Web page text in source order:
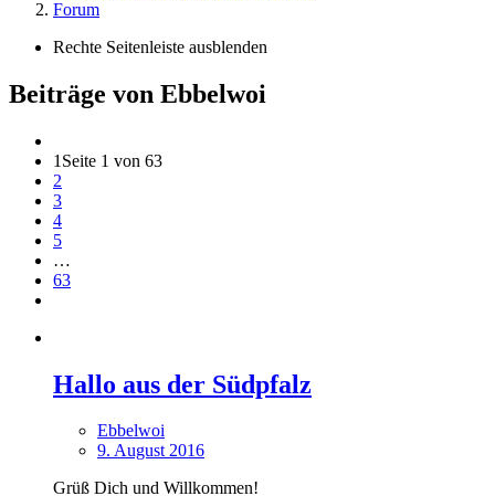
Forum
Rechte Seitenleiste ausblenden
Beiträge von Ebbelwoi
1 Seite 1 von 63
2
3
4
5
…
63
Hallo aus der Südpfalz
Ebbelwoi
9. August 2016
Grüß Dich und Willkommen!